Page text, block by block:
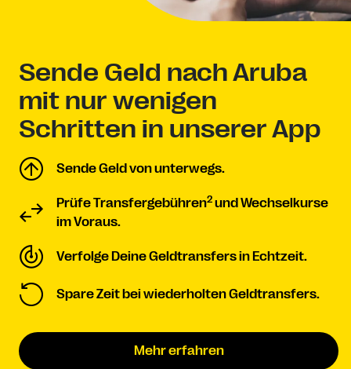
Sende Geld nach Aruba
mit nur wenigen
Schritten in unserer App
Sende Geld von unterwegs.
Prüfe Transfergebühren2 und Wechselkurse
im Voraus.
Verfolge Deine Geldtransfers in Echtzeit.
Spare Zeit bei wiederholten Geldtransfers.
Mehr erfahren